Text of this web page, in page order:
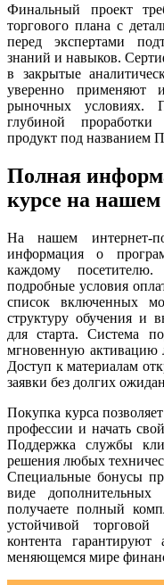
Финальный проект
торгового плана с
перед экспертами
знаний и навыков.
в закрытые
уверенно применяют
рыночных условиях.
глубиной проработки
продукт под названием
Полная
курсе на нашем
На нашем интернет-
информация о
каждому
подробные условия
список включенных
структуру обучения и
для старта. Система
мгновенную активацию
Доступ к материалам
заявки без долгих
Покупка курса
профессии и начать
Поддержка службы
решения любых
Специальные бонусы
виде
получаете полный
устойчивой торговой
контента
меняющемся мире